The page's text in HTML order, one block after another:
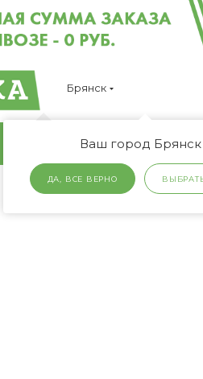
Брянск
Ваш город Брянск
ДА, ВСЕ ВЕРНО